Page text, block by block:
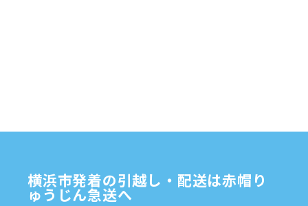
2024年9月(2)
2024年7月
(8)
横浜市発着の引越し・配送は赤帽り
ゅうじん急送へ